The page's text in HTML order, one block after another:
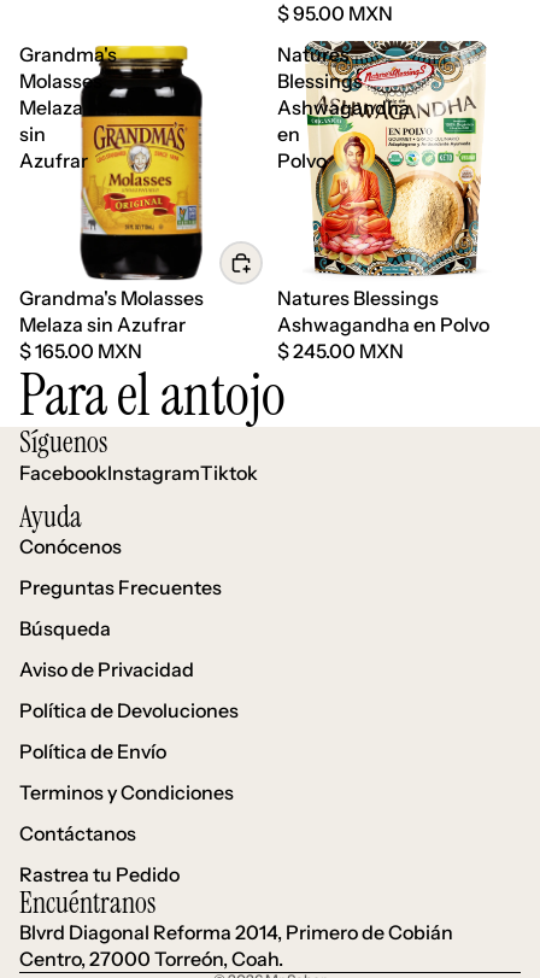
$ 95.00 MXN
Grandma's
Molasses
Melaza
sin
Azufrar
Grandma's Molasses
Melaza sin Azufrar
$ 165.00 MXN
Natures
Blessings
Ashwagandha
en
Polvo
Natures Blessings
Ashwagandha en Polvo
$ 245.00 MXN
Para el antojo
Síguenos
FacebookInstagramTiktok
Ayuda
Conócenos
Preguntas Frecuentes
Búsqueda
Aviso de Privacidad
Política de Devoluciones
Política de Envío
Terminos y Condiciones
Contáctanos
Rastrea tu Pedido
Encuéntranos
Blvrd Diagonal Reforma 2014, Primero de Cobián
Centro, 27000 Torreón, Coah.
Política de privacidad
Política de envío